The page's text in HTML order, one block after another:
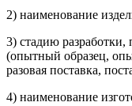
2) наименование
3) стадию разработки,
(опытный образец,
разовая поставка,
4) наименование